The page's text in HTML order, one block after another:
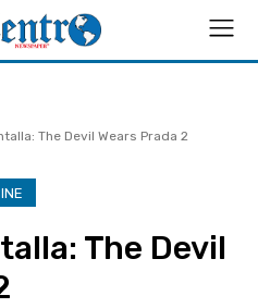
The Devil Wears Prada 2
The Devil